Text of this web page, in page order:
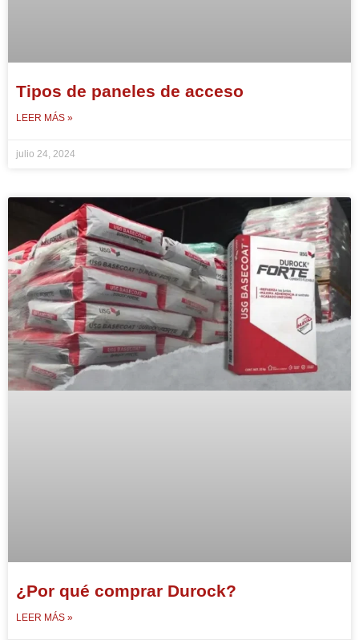
Tipos de paneles de acceso
LEER MÁS »
julio 24, 2024
¿Por qué comprar Durock?
LEER MÁS »